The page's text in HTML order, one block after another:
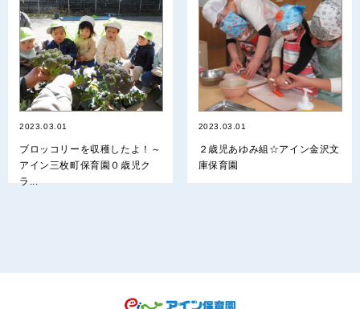
2023.03.01
ブロッコリーを収穫したよ！～
アイン三枚町保育園０歳児ク
ラ...
2023.03.01
２歳児あゆみ組☆アイン金沢文
庫保育園